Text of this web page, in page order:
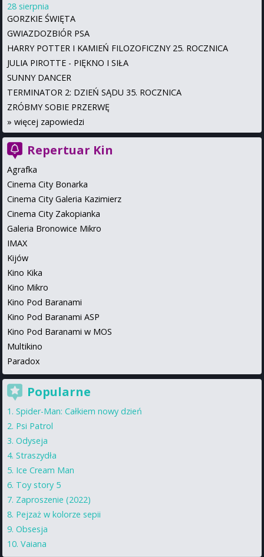
28 sierpnia
GORZKIE ŚWIĘTA
GWIAZDOZBIÓR PSA
HARRY POTTER I KAMIEŃ FILOZOFICZNY 25. ROCZNICA
JULIA PIROTTE - PIĘKNO I SIŁA
SUNNY DANCER
TERMINATOR 2: DZIEŃ SĄDU 35. ROCZNICA
ZRÓBMY SOBIE PRZERWĘ
» więcej zapowiedzi
Repertuar Kin
Agrafka
Cinema City Bonarka
Cinema City Galeria Kazimierz
Cinema City Zakopianka
Galeria Bronowice Mikro
IMAX
Kijów
Kino Kika
Kino Mikro
Kino Pod Baranami
Kino Pod Baranami ASP
Kino Pod Baranami w MOS
Multikino
Paradox
Popularne
Spider-Man: Całkiem nowy dzień
Psi Patrol
Odyseja
Straszydła
Ice Cream Man
Toy story 5
Zaproszenie (2022)
Pejzaż w kolorze sepii
Obsesja
Vaiana